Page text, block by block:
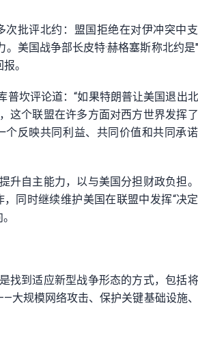
批评北约：盟国拒绝在对伊冲突中
美国战争部长皮特·赫格塞斯称北约是
。
坎评论道：“如果特朗普让美国退出北
这个联盟在许多方面对西方世界发挥
反映共同利益、共同价值和共同承
升自主能力，以与美国分担财政负担
同时继续维护美国在联盟中发挥“决
找到适应新型战争形态的方式，包括
大规模网络攻击、保护关键基础设施